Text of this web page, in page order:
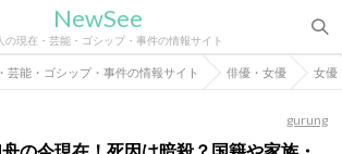
NewSee
の現在・芸能・ゴシップ・事件の情報サイト
芸能・ゴシップ・事件の情報サイト 俳優・女優 女優
gurung